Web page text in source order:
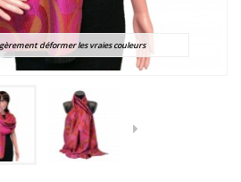
déformer les vraies couleurs